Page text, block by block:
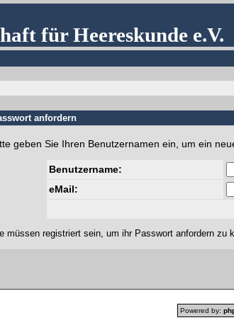
für Heereskunde e.V.
anfordern
geben Sie Ihren Benutzernamen ein, um ein
Benutzername:
eMail:
müssen registriertsein, um ihr Passwort anfordern zu
Powered by: